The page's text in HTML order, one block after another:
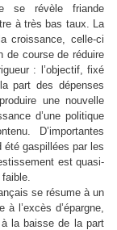
se révèle friande
à très bas taux. La
croissance, celle-ci
de course de réduire
: l’objectif, fixé
part des dépenses
une nouvelle
d’une politique
D’importantes
gaspillées par les
est quasi-
se résume à un
l’excès d’épargne,
à la baisse de la part